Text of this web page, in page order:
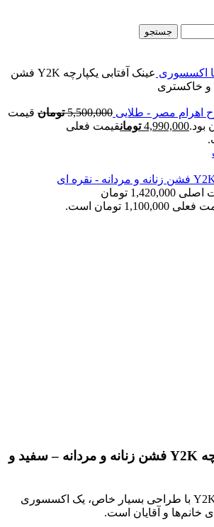
جستجو
اکسسوری
عینک آفتابی یکپارچه Y2K فشن
و خاکستری
اهرام مصر - طلایی 5,500,000 تومان قیمت
4,990,000 تومانقیمت فعلی
قیمت اصلی 1,420,000 تومان
1,100,000 تومان است.
عینک آفتابی یکپارچه Y2K فشن زنانه و مردانه – سفید و
عینک آفتابی یکپارچه Y2K با طراحی بسیار خاص، یک اکسسوری
خانم‌ها و آقایان است.